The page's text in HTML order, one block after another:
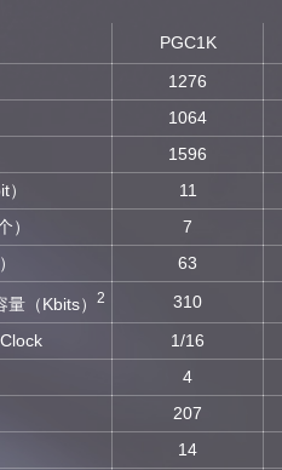
PGC1K
1276
1064
1596
11
）
7
63
（Kbits） 2 310
1/16
4
207
14